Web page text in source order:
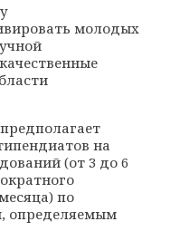
молодых
на
(от 3 до 6
по
определяемым